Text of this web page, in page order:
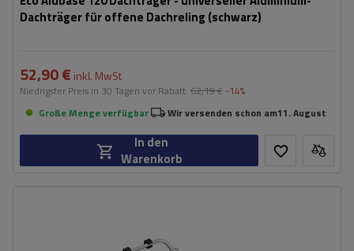
Dachträger für offene Dachreling (schwarz)
52,90 € inkl. MwSt
Niedrigster Preis in 30 Tagen vor Rabatt: 62,19 € -14%
Große Menge verfügbar
Wir versenden schon am11. August
In den
Warenkorb